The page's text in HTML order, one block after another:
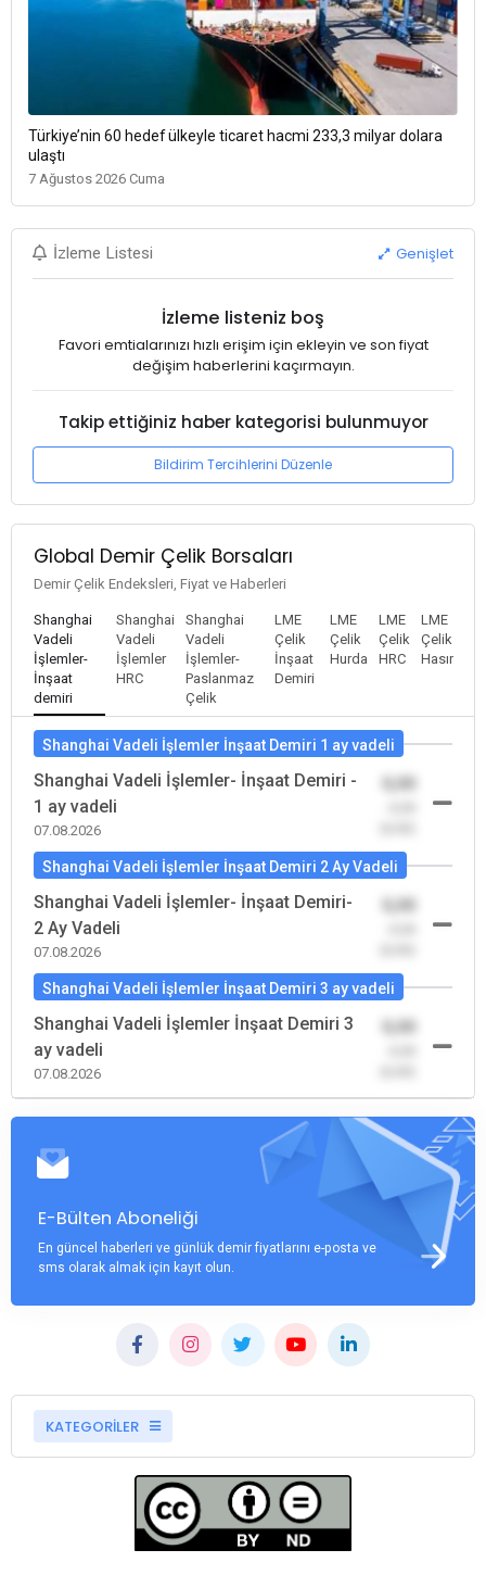
Türkiye’nin 60 hedef ülkeyle ticaret hacmi 233,3 milyar dolara
ulaştı
7 Ağustos 2026 Cuma
İzleme Listesi Genişlet
İzleme listeniz boş
Favori emtialarınızı hızlı erişim için ekleyin ve son fiyat
değişim haberlerini kaçırmayın.
Takip ettiğiniz haber kategorisi bulunmuyor
Bildirim Tercihlerini Düzenle
Global Demir Çelik Borsaları
Demir Çelik Endeksleri, Fiyat ve Haberleri
Shanghai
Vadeli
İşlemler-
İnşaat
demiri
Shanghai
Vadeli
İşlemler
HRC
Shanghai
Vadeli
İşlemler-
Paslanmaz
Çelik
LME
Çelik
İnşaat
Demiri
LME
Çelik
Hurda
LME
Çelik
HRC
LME
Çelik
Hasır
Shanghai Vadeli İşlemler İnşaat Demiri 1 ay vadeli
Shanghai Vadeli İşlemler- İnşaat Demiri -
1 ay vadeli
07.08.2026
0,00
Shanghai Vadeli İşlemler İnşaat Demiri 2 Ay Vadeli
Shanghai Vadeli İşlemler- İnşaat Demiri-
2 Ay Vadeli
07.08.2026
0,00
Shanghai Vadeli İşlemler İnşaat Demiri 3 ay vadeli
Shanghai Vadeli İşlemler İnşaat Demiri 3
ay vadeli
07.08.2026
0,00
E-Bülten Aboneliği
En güncel haberleri ve günlük demir fiyatlarını e-posta ve
sms olarak almak için kayıt olun.
KATEGORİLER